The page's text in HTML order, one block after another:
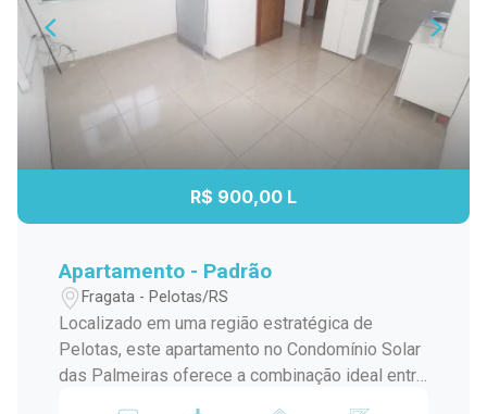
R$ 900,00 L
Apartamento - Padrão
Fragata - Pelotas/RS
Localizado em uma região estratégica de
Pelotas, este apartamento no Condomínio Solar
das Palmeiras oferece a combinação ideal entre